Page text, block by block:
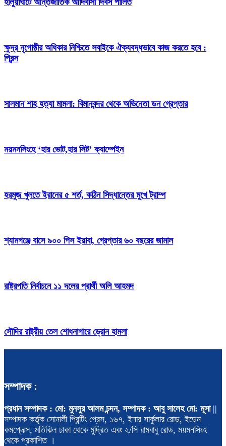
হালুয়াঘাটে আন্তর্জাতিক আদিবাসী দিবস পালিত
ক্ষুদ্র নৃগোষ্ঠীর অধিকার নিশ্চিতে সবাইকে ঐক্যবদ্ধভাবে কাজ করতে হবে :
প্রিন্স
সালমান শাহ হত্যা মামলা: বিমানবন্দর থেকে অভিনেতা ডন গ্রেপ্তার
ময়মনসিংহে ‘হার ভোট,হার সিট’ ক্যাম্পেইন
হরমুজ খুলতে ইরানের ৫ শর্ত, কঠিন সিদ্ধান্তের মুখে ট্রাম্প
শ্যামগঞ্জে বাসে ৯০০ পিস ইয়াবা, গ্রেপ্তার ৬০ বছরের জামাল
রাষ্ট্রপতি নির্বাচনে ১১ দলের প্রার্থী অলি আহমদ
সৌদির রাষ্ট্রীয় তেল শোধনাগারে ড্রোন হামলা
সম্পাদক :
প্রধান সম্পাদক : মো: মুনসুর আলম চন্দন, সম্পাদক : আবু সালেহ মো: মূসা||
সম্পাদক কর্তৃক সোনালী প্রিন্টিং প্রেস, ১৬৭, ইনার সার্কুলার রোড, ইডেন
কমপ্লেক্স, মতিঝিল ঢাকা থেকে মুদ্রিত এবং ২/সি রামবাবু রোড, ময়মনসিংহ
থেকে প্রকাশিত ।